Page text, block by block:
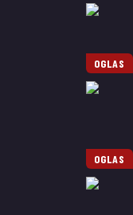
OGLAS
OGLAS